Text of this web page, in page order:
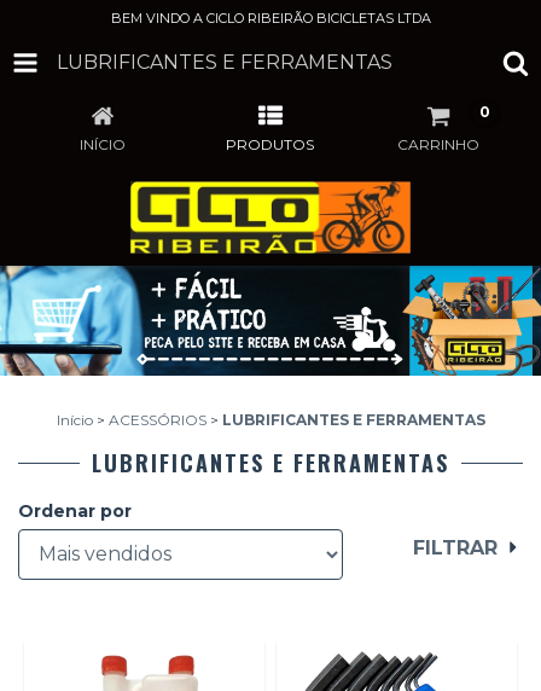
BEM VINDO A CICLO RIBEIRÃO BICICLETAS LTDA
LUBRIFICANTES E FERRAMENTAS
INÍCIO PRODUTOS CARRINHO
0
Início > ACESSÓRIOS > LUBRIFICANTES E FERRAMENTAS
LUBRIFICANTES E FERRAMENTAS
Ordenar por
FILTRAR